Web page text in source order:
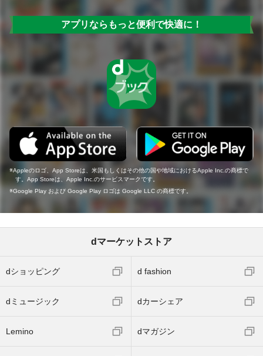
アプリならもっと便利で快適に！
Appleのロゴ、App Storeは、米国もしくはその他の国や地域におけるApple Inc.の商標で
す。App Storeは、Apple Inc.のサービスマークです。
Google Play および Google Play ロゴは Google LLC の商標です。
dマーケットストア
dショッピング d fashion
dミュージック dカーシェア
Lemino dマガジン